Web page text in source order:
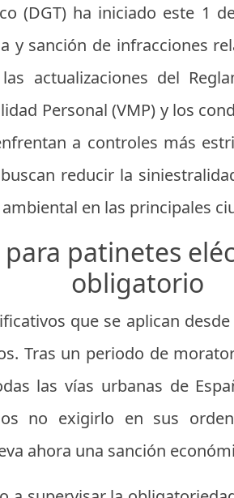
(DGT) ha iniciado este 1
y sanción de infracciones
actualizaciones del
Personal (VMP) y los
a controles más
reducir la
en las principales
patinetes
obligatorio
que se aplican
Tras un periodo de
las vías urbanas de
no exigirlo en sus
ahora una sanción